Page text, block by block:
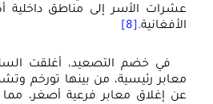
عشرات الأسر إلى مناطق داخلية
الأفغانية. [8]
في خضم التصعيد، أغلقت
معابر رئيسية، من بينها تورخم
عن إغلاق معابر فرعية أصغر،